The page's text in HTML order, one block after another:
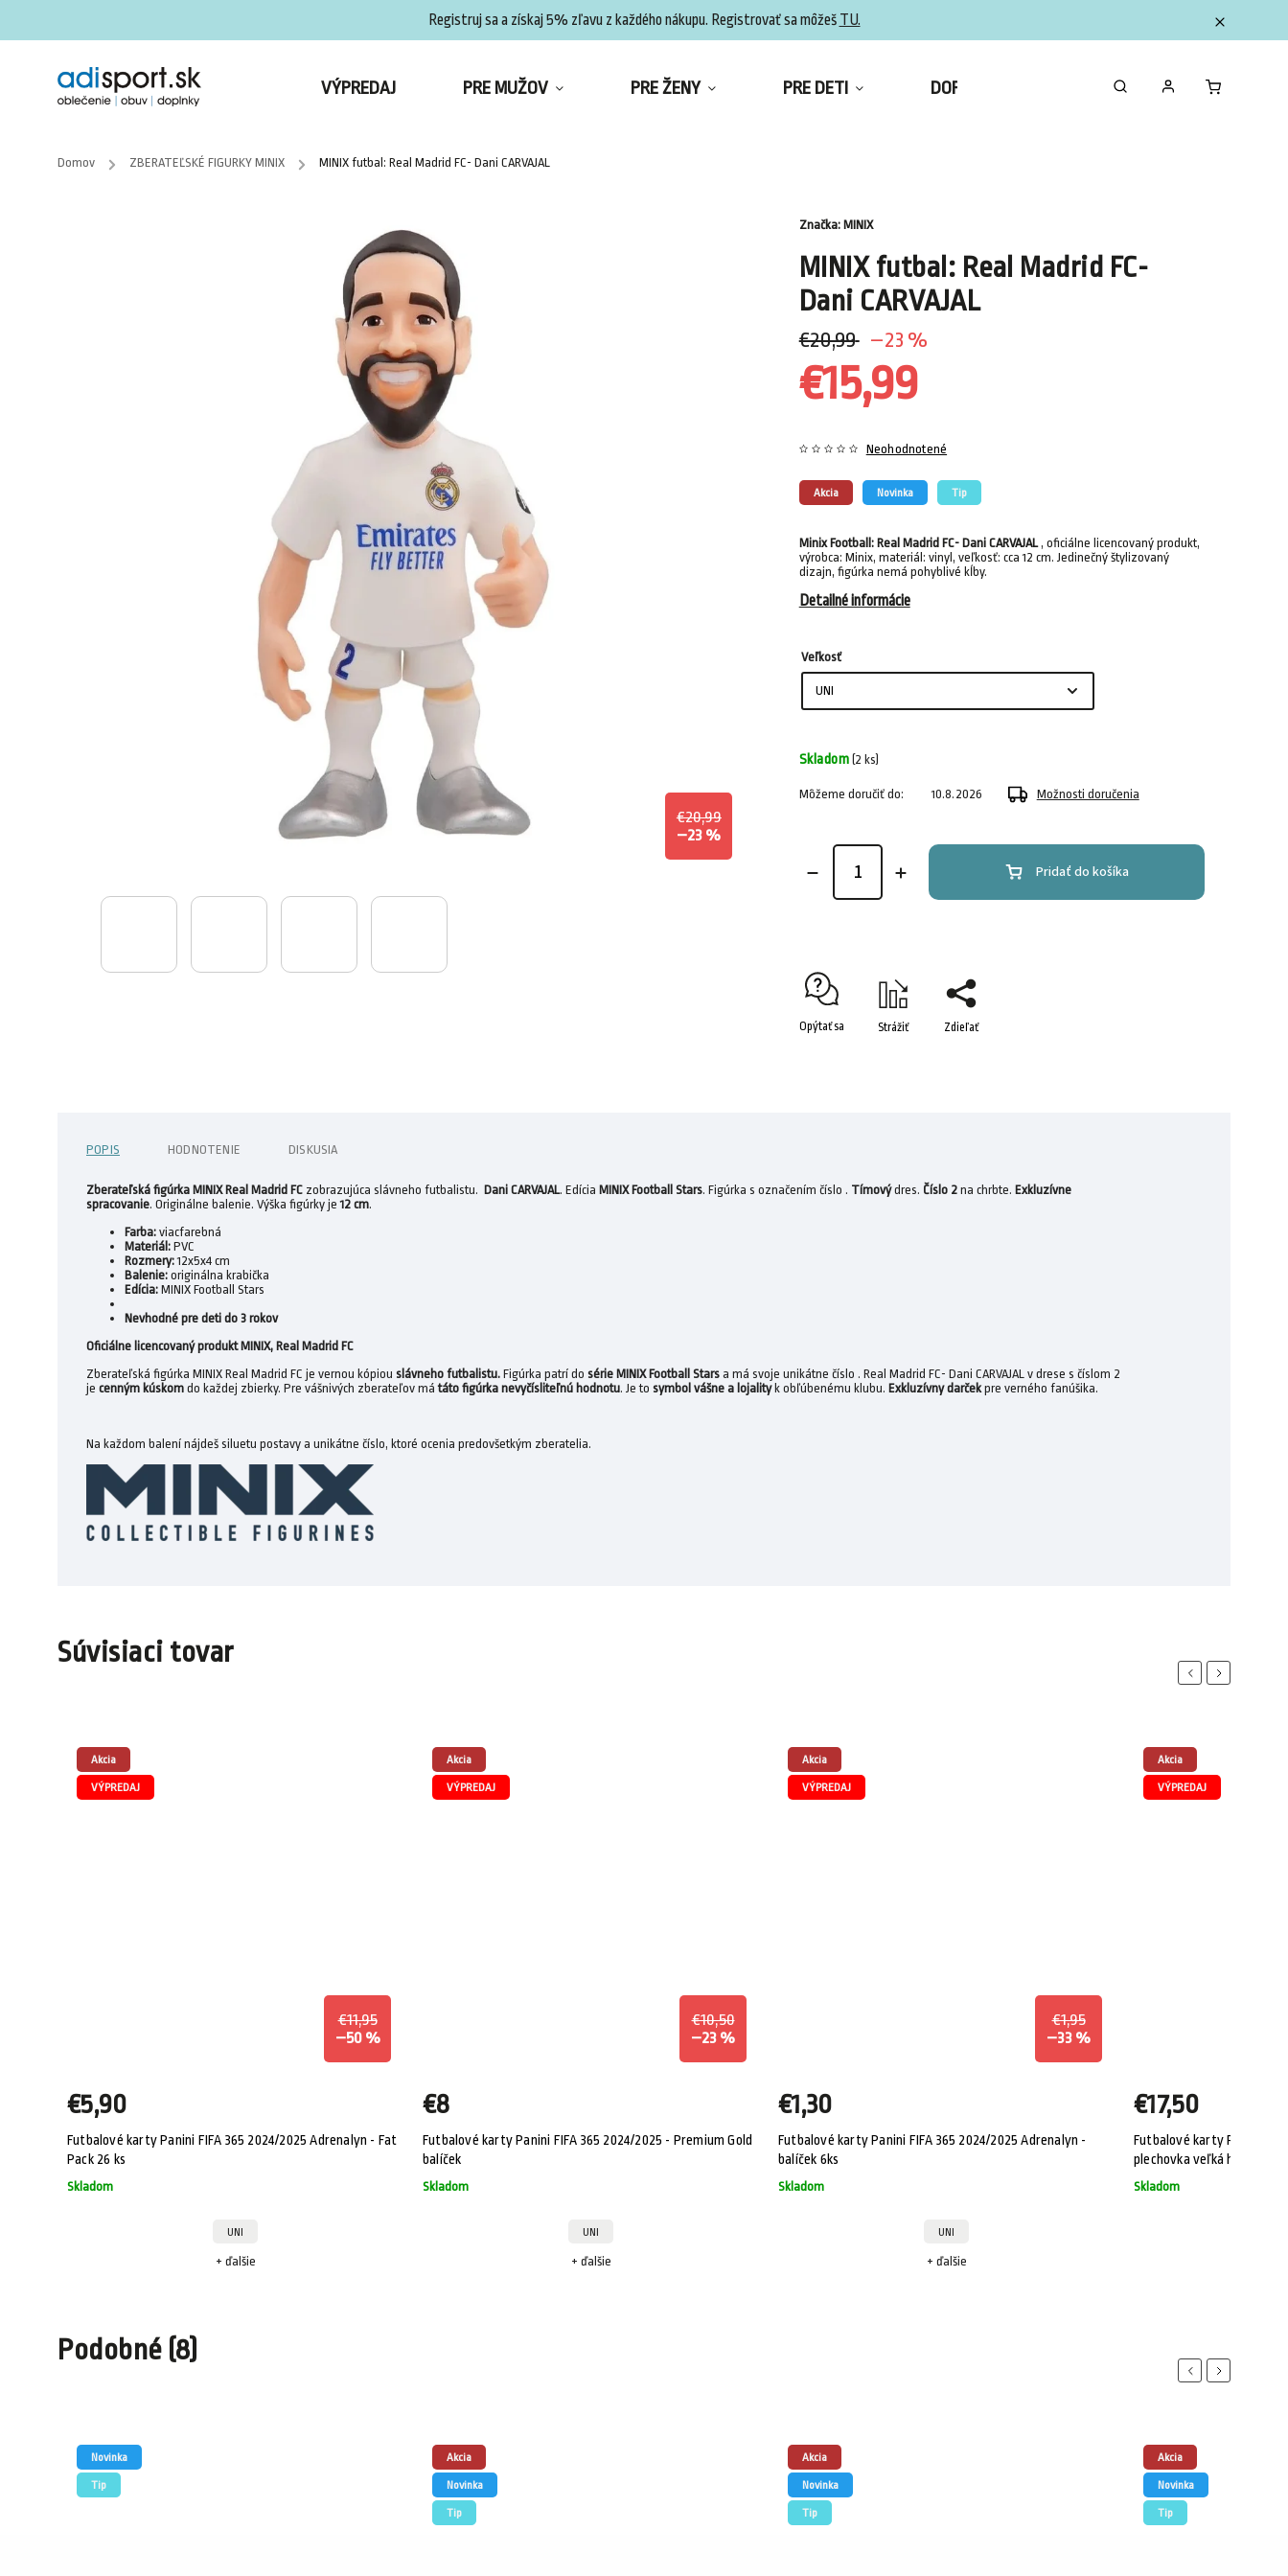
Registruj sa a získaj 5% zľavu z každého nákupu. Registrovať sa môžeš TU.
VÝPREDAJ PRE MUŽOV PRE ŽENY PRE DETI DOPLNKY ZBERATEĽSKÉ FIGURKY
Domov / ZBERATEĽSKÉ FIGURKY MINIX / MINIX futbal: Real Madrid FC- Dani CARVAJAL
€20,99
–23 %
MINIX futbal: Real Madrid FC-
Dani CARVAJAL
€20,99 –23 %
€15,99
Akcia Novinka Tip
Neohodnotené
Minix Football: Real Madrid FC- Dani CARVAJAL, oficiálne licencovaný produkt,
výrobca: Minix, materiál: vinyl, veľkosť: cca 12 cm. Jedinečný štylizovaný
dizajn, figúrka nemá pohyblivé kĺby.
Detailné informácie
Značka: MINIX
Veľkosť
Skladom (2 ks)
Môžeme doručiť do: 10.8.2026 Možnosti doručenia
Pridať do košíka
Opýtať sa Strážiť Zdieľať
POPIS HODNOTENIE DISKUSIA
Zberateľská figúrka MINIX Real Madrid FC zobrazujúca slávneho futbalistu. Dani CARVAJAL. Edícia MINIX Football Stars. Figúrka s označením číslo . Tímový dres. Číslo 2 na chrbte. Exkluzívne
spracovanie. Originálne balenie. Výška figúrky je 12 cm.
Farba: viacfarebná
Materiál: PVC
Rozmery: 12x5x4 cm
Balenie: originálna krabička
Edícia: MINIX Football Stars
Nevhodné pre deti do 3 rokov
Oficiálne licencovaný produkt MINIX, Real Madrid FC
Zberateľská figúrka MINIX Real Madrid FC je vernou kópiou slávneho futbalistu. Figúrka patrí do série MINIX Football Stars a má svoje unikátne číslo . Real Madrid FC- Dani CARVAJAL v drese s číslom 2
je cenným kúskom do každej zbierky. Pre vášnivých zberateľov má táto figúrka nevyčísliteľnú hodnotu. Je to symbol vášne a lojality k obľúbenému klubu. Exkluzívny darček pre verného fanúšika.
Na každom balení nájdeš siluetu postavy a unikátne číslo, ktoré ocenia predovšetkým zberatelia.
Súvisiaci tovar
Previous
Akcia
VÝPREDAJ
€11,95
–50 %
Futbalové karty Panini FIFA 365 2024/2025 Adrenalyn - Fat
Pack 26 ks
Skladom
€5,90
UNI
+ ďalšie
Akcia
VÝPREDAJ
€10,50
–23 %
Futbalové karty Panini FIFA 365 2024/2025 - Premium Gold
balíček
Skladom
€8
UNI
+ ďalšie
Akcia
VÝPREDAJ
€1,95
–33 %
Futbalové karty Panini FIFA 365 2024/2025 Adrenalyn -
balíček 6ks
Skladom
€1,30
UNI
+ ďalšie
Akcia
VÝPREDAJ
Futbalové karty Panini
plechovka veľká hranatá
Skladom
€17,50
Next
Podobné (8)
Previous
Novinka
Tip
Akcia
Novinka
Tip
Akcia
Novinka
Tip
Akcia
Novinka
Tip
Next